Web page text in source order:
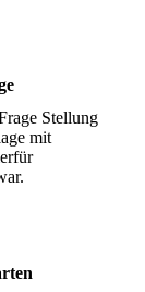
Stellung
mit